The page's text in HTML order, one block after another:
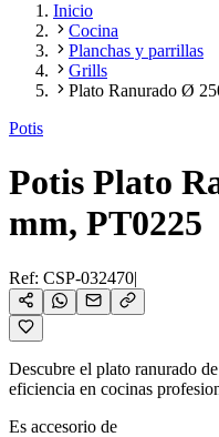
Inicio
Cocina
Planchas y parrillas
Grills
Plato Ranurado Ø
Potis
Potis Plato
mm, PT0225
Ref: CSP-032470|
Descubre el plato ranurado
eficiencia en cocinas
Es accesorio de